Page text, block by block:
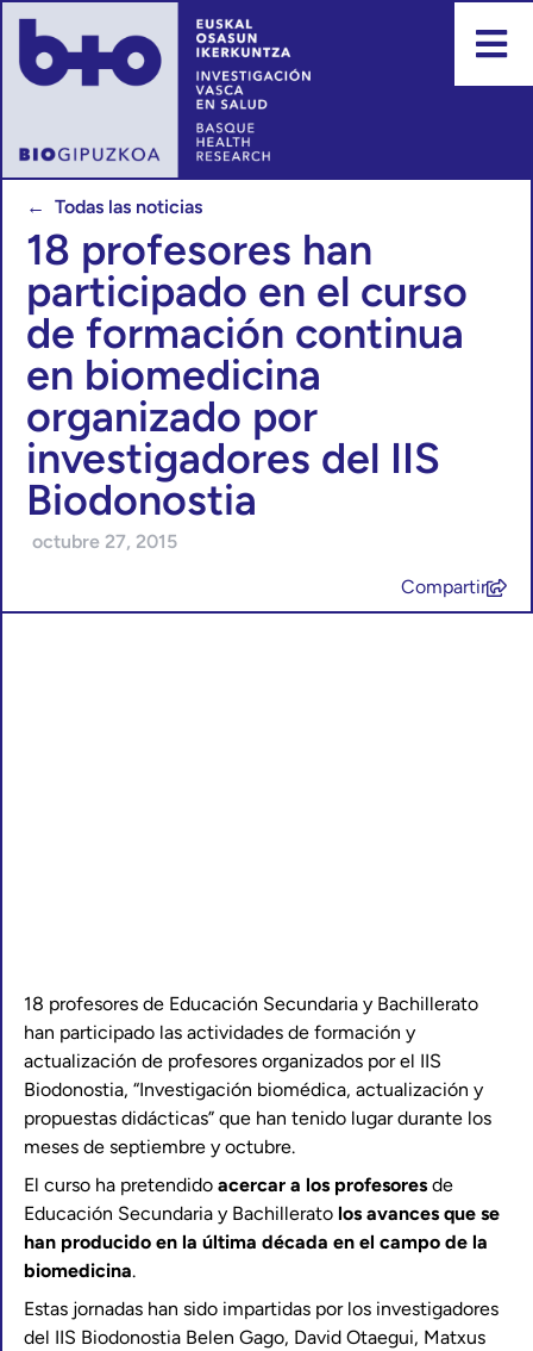
← Todas las noticias
18 profesores han
participado en el curso
de formación continua
en biomedicina
organizado por
investigadores del IIS
Biodonostia
octubre 27, 2015
Compartir
18 profesores de Educación Secundaria y Bachillerato
han participado las actividades de formación y
actualización de profesores organizados por el IIS
Biodonostia, “Investigación biomédica, actualización y
propuestas didácticas” que han tenido lugar durante los
meses de septiembre y octubre.
El curso ha pretendido acercar a los profesores de
Educación Secundaria y Bachillerato los avances que se
han producido en la última década en el campo de la
biomedicina.
Estas jornadas han sido impartidas por los investigadores
del IIS Biodonostia Belen Gago, David Otaegui, Matxus